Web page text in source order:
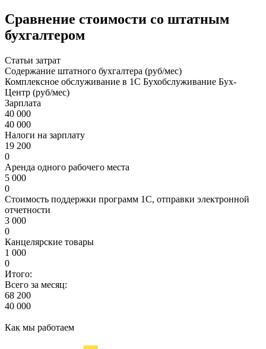
Сравнение стоимости со штатным
бухгалтером
Статьи затрат
Содержание штатного бухгалтера (руб/мес)
Комплексное обслуживание в 1С Бухобслуживание Бух-
Центр (руб/мес)
Зарплата
40 000
40 000
Налоги на зарплату
19 200
0
Аренда одного рабочего места
5 000
0
Стоимость поддержки программ 1С, отправки электронной
отчетности
3 000
0
Канцелярские товары
1 000
0
Итого:
Всего за месяц:
68 200
40 000
Как мы работаем